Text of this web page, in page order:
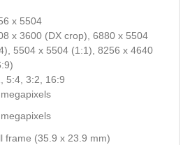
x 5504
x 3600 (DX crop), 6880 x 5504
5504 x 5504 (1:1), 8256 x 4640
5:4, 3:2, 16:9
frame (35.9 x 23.9 mm)